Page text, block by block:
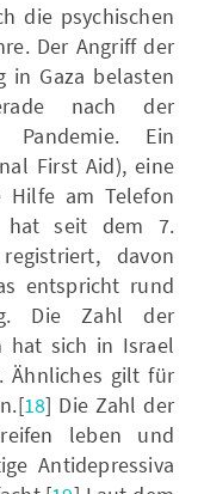
die psychischen
Der Angriff der
in Gaza belasten
nach der
Pandemie. Ein
First Aid), eine
Hilfe am Telefon
hat seit dem 7.
davon
entspricht rund
Die Zahl der
hat sich in Israel
Ähnliches gilt für
18] Die Zahl der
leben und
Antidepressiva